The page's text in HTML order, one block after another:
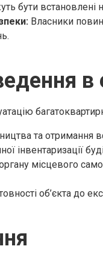
бути встановлені
Власники
в
та отримання
інвентаризації
місцевого
об’єкта до